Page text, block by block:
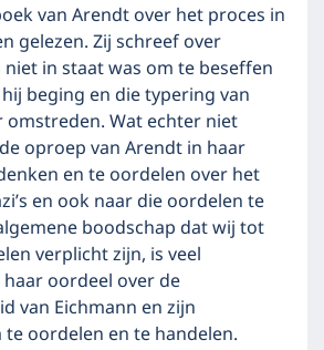
van Arendt over het proces in
gelezen. Zij schreef over
in staat was om te beseffen
beging en die typering van
omstreden. Wat echter niet
oproep van Arendt in haar
en te oordelen over het
en ook naar die oordelen te
boodschap dat wij tot
verplicht zijn, is veel
oordeel over de
van Eichmann en zijn
oordelen en te handelen.